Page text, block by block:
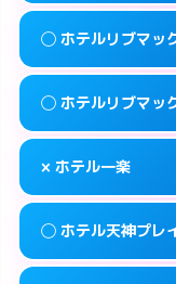
info このホテル
info このホテル
案内方法: 女
smartphone 092-
map 福岡市中
info このホテル
案内方法: 女
smartphone 092-
map 福岡市中
info このホテル
◯ ホテルリブマッ
案内方法:
smartphone 092-
map 福岡市中
info このホテル
◯ ホテルリブマッ
案内方法:
女
smartphone 092-
× ホテル一楽
◯ ホテル天神プレ